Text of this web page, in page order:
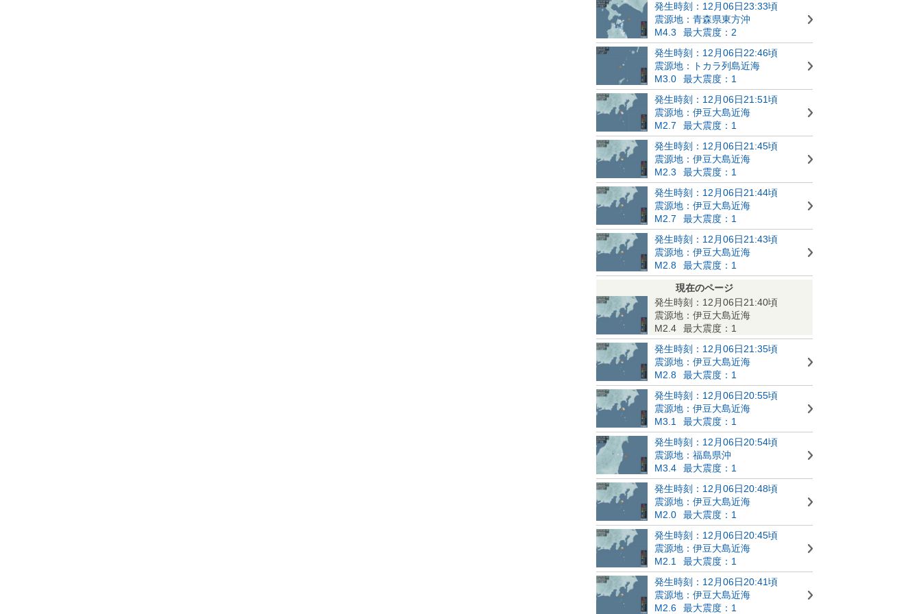
発生時刻：12月06日23:33頃
震源地：青森県東方沖
M4.3
最大震度：2
発生時刻：12月06日22:46頃
震源地：トカラ列島近海
M3.0
最大震度：1
発生時刻：12月06日21:51頃
震源地：伊豆大島近海
M2.7
最大震度：1
発生時刻：12月06日21:45頃
震源地：伊豆大島近海
M2.3
最大震度：1
発生時刻：12月06日21:44頃
震源地：伊豆大島近海
M2.7
最大震度：1
発生時刻：12月06日21:43頃
震源地：伊豆大島近海
M2.8
最大震度：1
現在のページ
発生時刻：12月06日21:40頃
震源地：伊豆大島近海
M2.4
最大震度：1
発生時刻：12月06日21:35頃
震源地：伊豆大島近海
M2.8
最大震度：1
発生時刻：12月06日20:55頃
震源地：伊豆大島近海
M3.1
最大震度：1
発生時刻：12月06日20:54頃
震源地：福島県沖
M3.4
最大震度：1
発生時刻：12月06日20:48頃
震源地：伊豆大島近海
M2.0
最大震度：1
発生時刻：12月06日20:45頃
震源地：伊豆大島近海
M2.1
最大震度：1
発生時刻：12月06日20:41頃
震源地：伊豆大島近海
M2.6
最大震度：1